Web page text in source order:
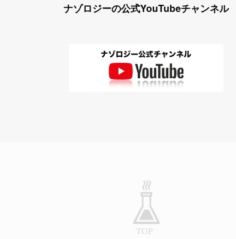
ナゾロジーの公式YouTubeチャンネル